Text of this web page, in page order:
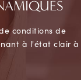
conditions de
à l'état clair à